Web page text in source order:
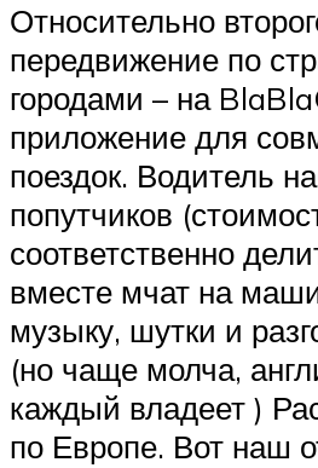
Относительно
передвижение по
городами – на
приложение для
поездок. Водитель
попутчиков
соответственно
вместе мчат на
музыку, шутки и
(но чаще молча,
каждый владеет )
по Европе. Вот наш